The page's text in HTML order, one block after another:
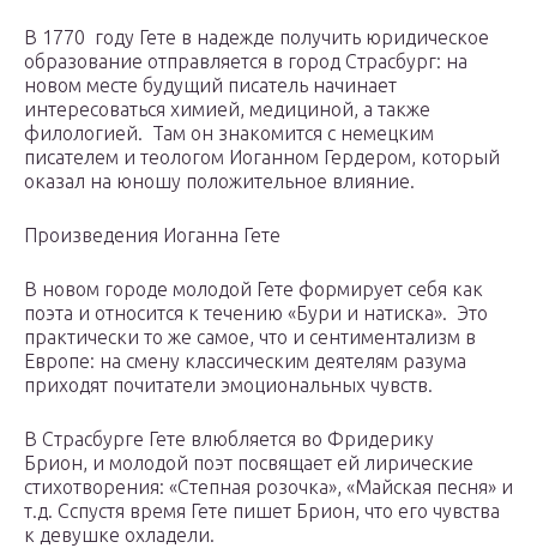
В 1770 году Гете в надежде получить юридическое
образование отправляется в город Страсбург: на
новом месте будущий писатель начинает
интересоваться химией, медициной, а также
филологией. Там он знакомится с немецким
писателем и теологом Иоганном Гердером, который
оказал на юношу положительное влияние.
Произведения Иоганна Гете
В новом городе молодой Гете формирует себя как
поэта и относится к течению «Бури и натиска». Это
практически то же самое, что и сентиментализм в
Европе: на смену классическим деятелям разума
приходят почитатели эмоциональных чувств.
В Страсбурге Гете влюбляется во Фридерику
Брион, и молодой поэт посвящает ей лирические
стихотворения: «Степная розочка», «Майская песня» и
т.д. Сспустя время Гете пишет Брион, что его чувства
к девушке охладели.